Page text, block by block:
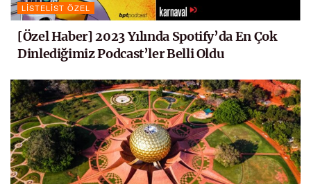
LISTELIST ÖZEL
[Özel Haber] 2023 Yılında Spotify’da En Çok
Dinlediğimiz Podcast’ler Belli Oldu